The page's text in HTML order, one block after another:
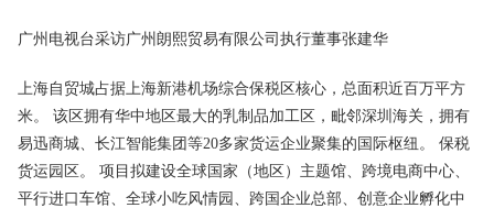
广州电视台采访广州朗熙贸易有限公司执行董事张建华
上海自贸城占据上海新港机场综合保税区核心，总面积近百万平方
米。 该区拥有华中地区最大的乳制品加工区，毗邻深圳海关，拥有
易迅商城、长江智能集团等20多家货运企业聚集的国际枢纽。 保税
货运园区。 项目拟建设全球国家（地区）主题馆、跨境电商中心、
平行进口车馆、全球小吃风情园、跨国企业总部、创意企业孵化中